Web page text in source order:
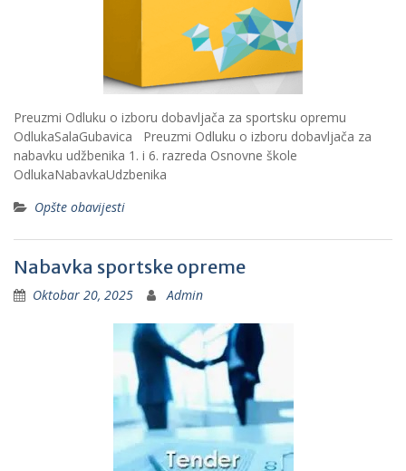
Preuzmi Odluku o izboru dobavljača za sportsku opremu
OdlukaSalaGubavica Preuzmi Odluku o izboru dobavljača za
nabavku udžbenika 1. i 6. razreda Osnovne škole
OdlukaNabavkaUdzbenika
Opšte obavijesti
Nabavka sportske opreme
Oktobar 20, 2025 Admin